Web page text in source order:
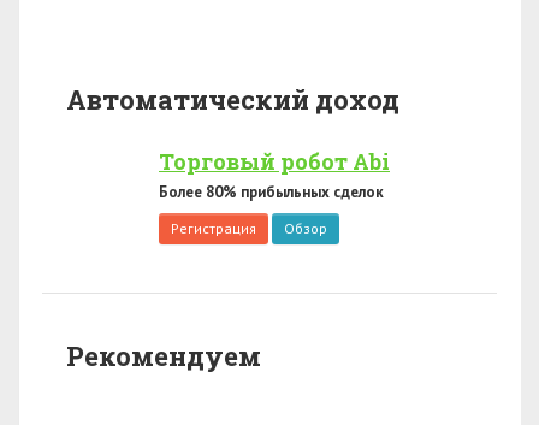
Автоматический доход
Торговый робот Abi
Более 80% прибыльных сделок
Регистрация Обзор
Рекомендуем